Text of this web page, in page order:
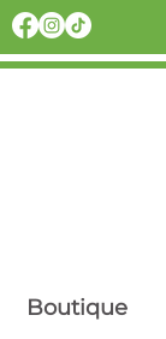
Boutique